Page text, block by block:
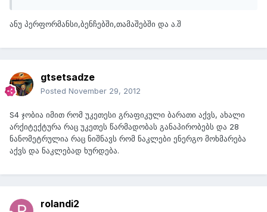
ანუ პერფორმანსი,ბენჩებში,თამაშებში და ა.შ
gtsetsadze
Posted November 29, 2012
S4 ჯობია იმით რომ უკეთესი გრაფიკული ბარათი აქვს, ახალი
არქიტექტურა რაც უკეთეს წარმადობას განაპირობებს და 28
ნანომეტრულია რაც ნიშნავს რომ ნაკლები ენერგო მოხმარება
აქვს და ნაკლებად ხურდება.
rolandi2